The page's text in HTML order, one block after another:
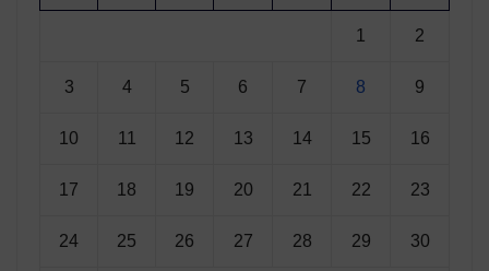
1 2
3 4 5 6 7 8 9
10 11 12 13 14 15 16
17 18 19 20 21 22 23
24 25 26 27 28 29 30